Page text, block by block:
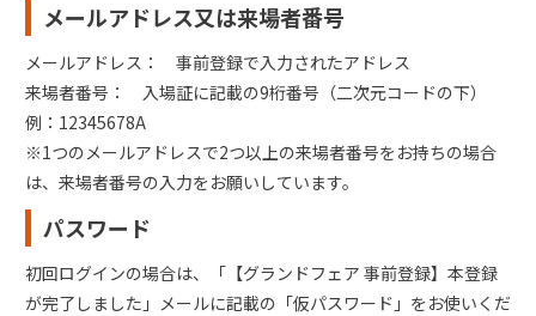
メールアドレス又は来場者番号
メールアドレス： 事前登録で入力されたアドレス
来場者番号： 入場証に記載の9桁番号（二次元コードの下）
例：12345678A
※1つのメールアドレスで2つ以上の来場者番号をお持ちの場合
は、来場者番号の入力をお願いしています。
パスワード
初回ログインの場合は、「【グランドフェア 事前登録】本登録
が完了しました」メールに記載の「仮パスワード」をお使いくだ